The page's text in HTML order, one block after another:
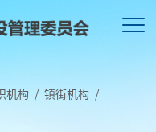
机构 / 镇街机构 /